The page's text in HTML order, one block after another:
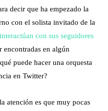
decir que ha empezado la
con el solista invitado de la
interactúan con sus seguidores
encontradas en algún
puede hacer una orquesta
en Twitter?
atención es que muy pocas